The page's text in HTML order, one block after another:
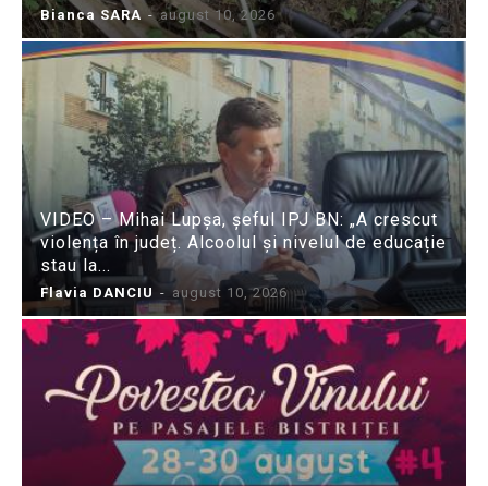
Bianca SARA - august 10, 2026
VIDEO – Mihai Lupșa, șeful IPJ BN: „A crescut
violența în județ. Alcoolul și nivelul de educație
stau la...
Flavia DANCIU - august 10, 2026